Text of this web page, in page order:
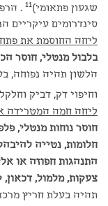
שגעון פתאומי)11
.
סינדרומים עיקריים
ליחה החוסמת את
בלבול מנטלי, חוסר
הלשון תהיה נפוחה,
וחיפוי דק, דביק
ליחה חמה המטרידה
חוסר נוחות מנטלי,
חלומות, נטייה
התנהגות חפוזה או
צעקות, מלמול,
תהיה בעלת חריץ